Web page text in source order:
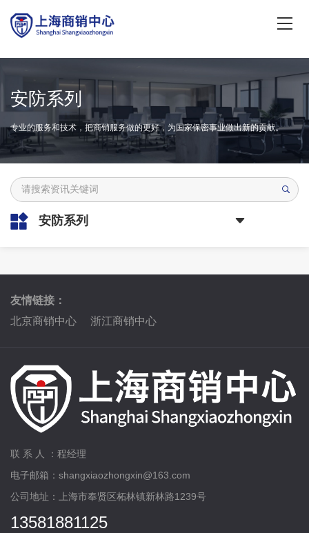
安防系列
专业的服务和技术，把商销服务做的更好，为国家保密事业做出新的贡献。
安防系列
友情链接：
北京商销中心
浙江商销中心
联 系 人 ：程经理
电子邮箱：shangxiaozhongxin@163.com
公司地址：上海市奉贤区柘林镇新林路1239号
13581881125